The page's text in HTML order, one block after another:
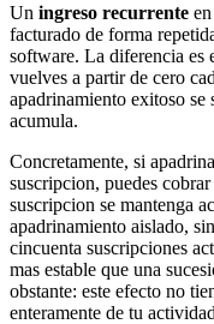
Un ingreso recurrente
facturado de forma
software. La diferencia es
vuelves a partir de cero
apadrinamiento exitoso se
acumula.
Concretamente, si
suscripcion, puedes
suscripcion se mantenga
apadrinamiento aislado,
cincuenta suscripciones
mas estable que una
obstante: este efecto no
enteramente de tu